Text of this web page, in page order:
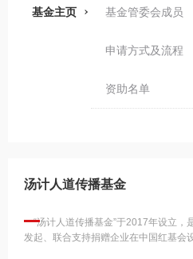
基金主页 基金管委会成员
申请方式及流程
资助名单
汤计人道传播基金
“汤计人道传播基金”于2017年设立，
发起、联合支持捐赠企业在中国红基会